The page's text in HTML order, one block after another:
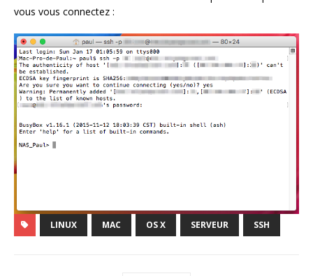
vous vous connectez :
LINUX MAC OS X SERVEUR SSH